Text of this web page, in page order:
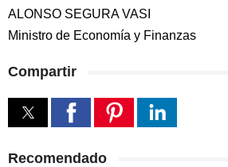
ALONSO SEGURA VASI
Ministro de Economía y Finanzas
Compartir
Recomendado